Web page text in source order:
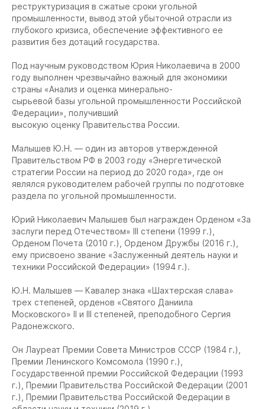
реструктуризация в сжатые сроки угольной
промышленности, вывод этой убыточной отрасли из
глубокого кризиса, обеспечение эффективного ее
развития без дотаций государства.
Под научным руководством Юрия Николаевича в 2000
году выполнен чрезвычайно важный для экономики
страны «Анализ и оценка минерально-
сырьевой базы угольной промышленности Российской
Федерации», получивший
высокую оценку Правительства России.
Малышев Ю.Н. — один из авторов утвержденной
Правительством РФ в 2003 году «Энергетической
стратегии России на период до 2020 года», где он
являлся руководителем рабочей группы по подготовке
раздела по угольной промышленности.
Юрий Николаевич Малышев был награжден Орденом «За
заслуги перед Отечеством» III степени (1999 г.),
Орденом Почета (2010 г.), Орденом Дружбы (2016 г.),
ему присвоено звание «Заслуженный деятель науки и
техники Российской Федерации» (1994 г.).
Ю.Н. Малышев — Кавалер знака «Шахтерская слава»
трех степеней, орденов «Святого Даниила
Московского» II и III степеней, преподобного Сергия
Радонежского.
Он Лауреат Премии Совета Министров СССР (1984 г.),
Премии Ленинского Комсомола (1990 г.),
Государственной премии Российской Федерации (1993
г.), Премии Правительства Российской Федерации (2001
г.), Премии Правительства Российской Федерации в